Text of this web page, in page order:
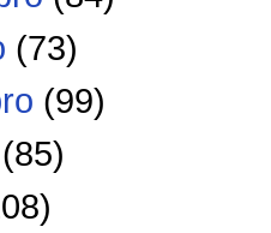
(73)
(99)
(85)